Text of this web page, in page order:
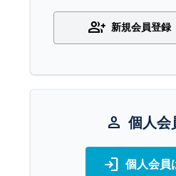
group_add 新規会員登録
person 個人会
login 個人会員